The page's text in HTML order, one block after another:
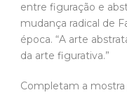
entre figuração e
mudança radical de
época. “A arte
da arte figurativa.”
Completam a